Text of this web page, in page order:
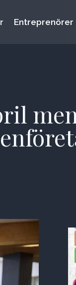
Entreprenörer